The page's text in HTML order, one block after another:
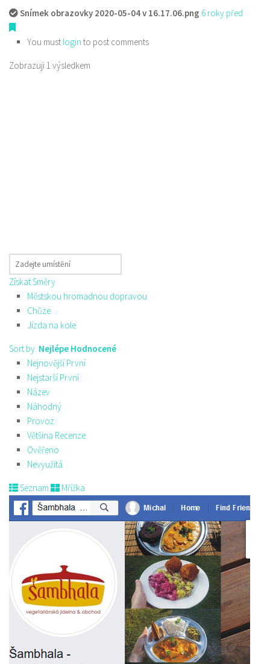
Snímek obrazovky 2020-05-04 v 16.17.06.png 6 roky před
You must login to post comments
Zobrazuji 1 výsledkem
Získat Směry
Městskou hromadnou dopravou
Chůze
Jízda na kole
Sort by: Nejlépe Hodnocené
Nejnovější První
Nejstarší První
Název
Náhodný
Provoz
Většina Recenze
Ověřeno
Nevyužitá
Seznam Mřížka